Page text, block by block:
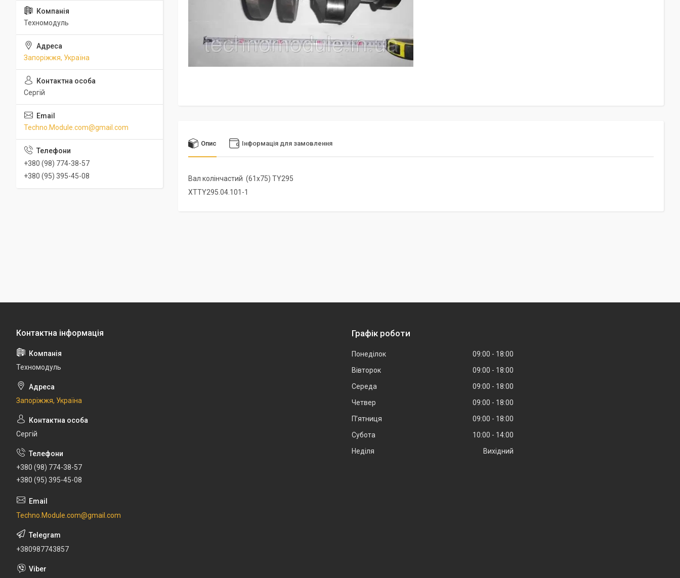
Опис Інформація для замовлення
Вал колінчастий (61х75) TY295
XTTY295.04.101-1
Техномодуль
Запоріжжя, Україна
Сергій
Techno.Module.com@gmail.com
+380 (98) 774-38-57
+380 (95) 395-45-08
Техномодуль
Запоріжжя, Україна
Сергій
+380 (98) 774-38-57
+380 (95) 395-45-08
Techno.Module.com@gmail.com
+380987743857
Графік роботи
Понеділок 09:00
18:00
Вівторок
09:00
18:00
Середа
09:00
18:00
Четвер
09:00
18:00
Пʼятниця
09:00
18:00
Субота
10:00
14:00
Неділя
Вихідний